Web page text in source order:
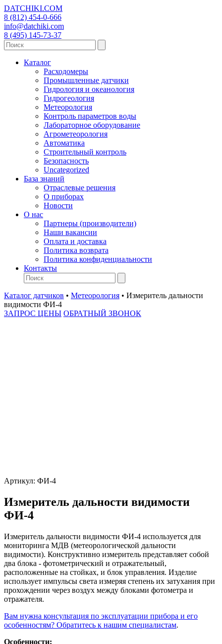
DATCHIKI.COM
8 (812) 454-0-666
info@datchiki.com
8 (495) 145-73-37
Каталог
Расходомеры
Промышленные датчики
Гидрология и океанология
Гидрогеология
Метеорология
Контроль параметров воды
Лабораторное оборудование
Агрометеорология
Автоматика
Строительный контроль
Безопасность
Uncategorized
База знаний
Отраслевые решения
О приборах
Новости
О нас
Партнеры (производители)
Наши вакансии
Оплата и доставка
Политика возврата
Политика конфиденциальности
Контакты
Каталог датчиков • Метеорология • Измеритель дальности
видимости ФИ-4
ЗАПРОС ЦЕНЫ ОБРАТНЫЙ ЗВОНОК
Артикул: ФИ-4
Измеритель дальности видимости
ФИ-4
Измеритель дальности видимости ФИ-4 используется для
мониторинга МДВ (метеорологической дальности
видимости). Конструктивно измеритель представляет собой
два блока - фотометрический и отражательный,
расположенные на стойках, и блок управления. Изделие
использует импульсы света измеряя степень их затухания при
прохождении через воздух между блоками фотометра и
отражателя.
Вам нужна консультация по эксплуатации прибора и его
особенностям? Обратитесь к нашим специалистам.
Особенности: